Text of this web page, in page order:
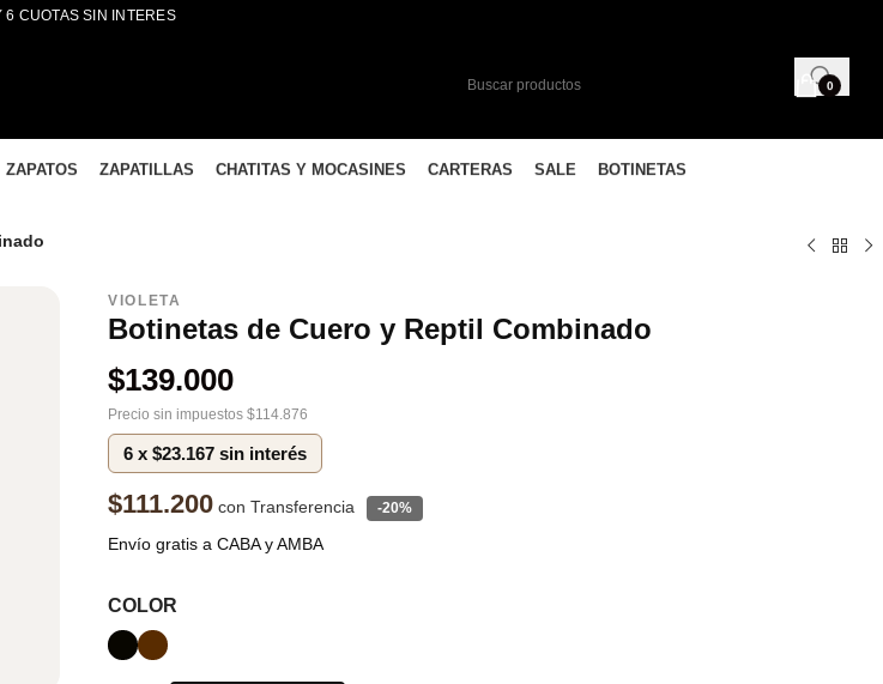
6 CUOTAS SIN INTERES
0
ZAPATOS ZAPATILLAS CHATITAS Y MOCASINES CARTERAS SALE BOTINETAS
VIOLETA
Botinetas de Cuero y Reptil Combinado
$139.000
COLOR
Precio sin impuestos $114.876
6 x $23.167 sin interés
$111.200 con Transferencia -20%
Envío gratis a CABA y AMBA